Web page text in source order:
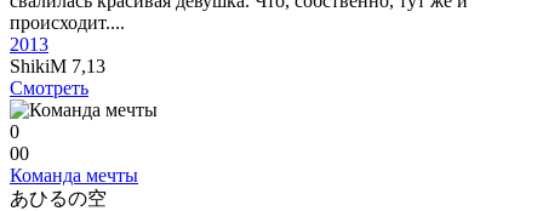
происходит....
2013
ShikiM 7,13
Смотреть
0
00
Команда мечты
あひるの空